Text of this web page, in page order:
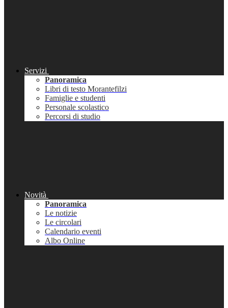
Servizi
Panoramica
Libri di testo Morantefilzi
Famiglie e studenti
Personale scolastico
Percorsi di studio
Novità
Panoramica
Le notizie
Le circolari
Calendario eventi
Albo Online